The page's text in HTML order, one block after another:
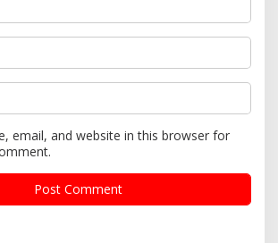
email, and website in this browser for